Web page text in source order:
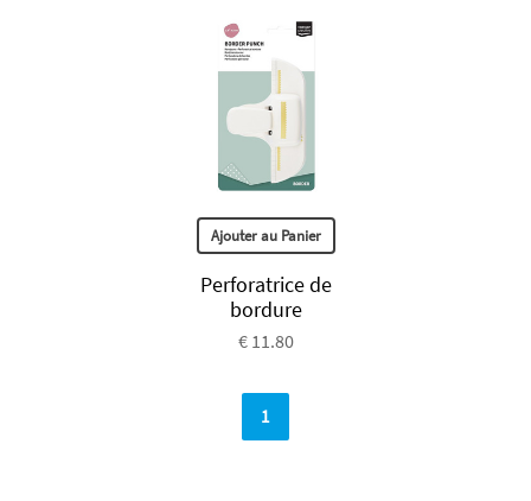
Ajouter au Panier
Perforatrice de
bordure
€ 11.80
1